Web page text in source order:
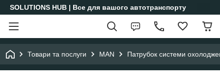
SOLUTIONS HUB | Все для вашого автотранспорту
Товари та послуги MAN Патрубок системи